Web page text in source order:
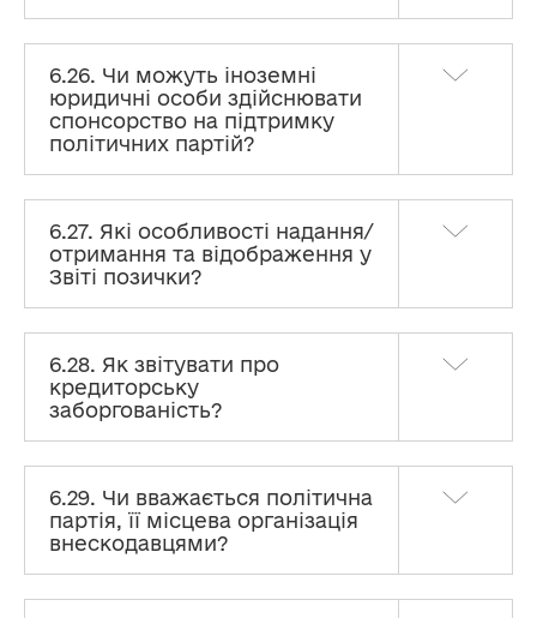
6.26. Чи можуть іноземні
юридичні особи здійснювати
спонсорство на підтримку
політичних партій?
6.27. Які особливості надання/
отримання та відображення у
Звіті позички?
6.28. Як звітувати про
кредиторську
заборгованість?
6.29. Чи вважається політична
партія, її місцева організація
внескодавцями?